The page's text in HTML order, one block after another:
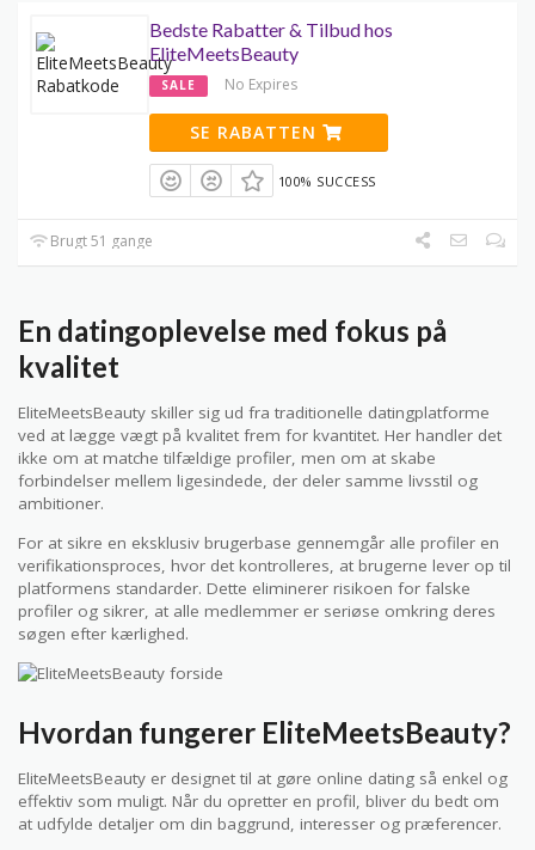
Bedste Rabatter & Tilbud hos
EliteMeetsBeauty
SALE No Expires
SE RABATTEN
100% SUCCESS
Brugt 51 gange
En datingoplevelse med fokus på
kvalitet
EliteMeetsBeauty skiller sig ud fra traditionelle datingplatforme
ved at lægge vægt på kvalitet frem for kvantitet. Her handler det
ikke om at matche tilfældige profiler, men om at skabe
forbindelser mellem ligesindede, der deler samme livsstil og
ambitioner.
For at sikre en eksklusiv brugerbase gennemgår alle profiler en
verifikationsproces, hvor det kontrolleres, at brugerne lever op til
platformens standarder. Dette eliminerer risikoen for falske
profiler og sikrer, at alle medlemmer er seriøse omkring deres
søgen efter kærlighed.
Hvordan fungerer EliteMeetsBeauty?
EliteMeetsBeauty er designet til at gøre online dating så enkel og
effektiv som muligt. Når du opretter en profil, bliver du bedt om
at udfylde detaljer om din baggrund, interesser og præferencer.